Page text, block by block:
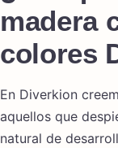
madera
colores
En Diverkion
aquellos que
natural de